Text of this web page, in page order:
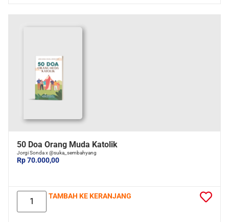
50 Doa Orang Muda Katolik
Jorgi Sonda x @suka_sembahyang
Rp 70.000,00
TAMBAH KE KERANJANG